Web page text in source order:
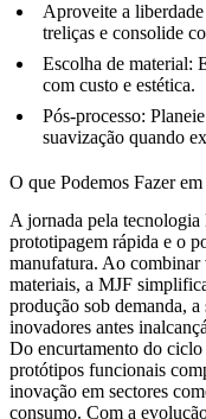
Aproveite a
treliças e consolide
Escolha de material:
com custo e estética.
Pós-processo:
suavização quando
O que Podemos Fazer
A jornada pela
prototipagem rápida e o
manufatura. Ao combinar
materiais, a MJF
produção sob demanda,
inovadores antes
Do encurtamento do
protótipos funcionais
inovação em sectores
consumo. Com a